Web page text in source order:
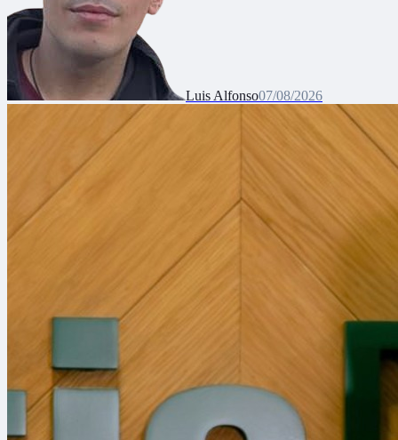
Luis Alfonso07/08/2026